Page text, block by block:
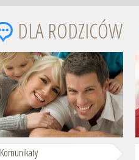
DLA RODZICÓW
Komunikaty